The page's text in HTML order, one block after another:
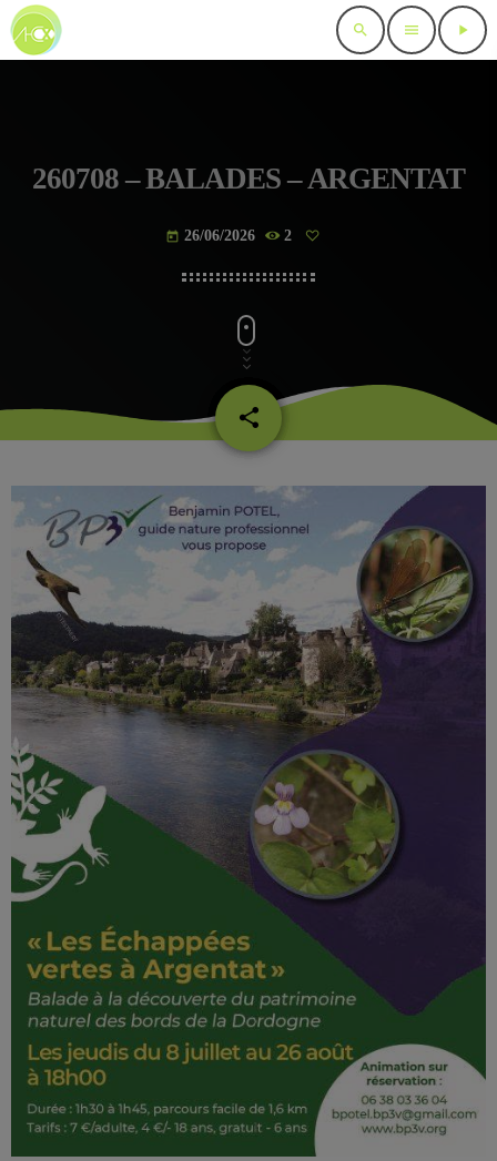
search menu play_arrow
260708 – BALADES – ARGENTAT
today 26/06/2026 2
share
email